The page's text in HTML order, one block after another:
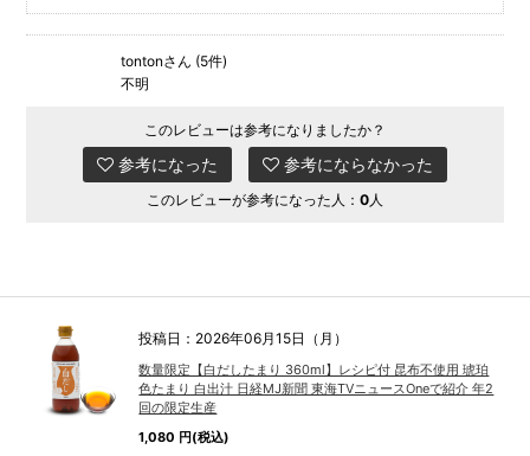
tontonさん (5件)
不明
このレビューは参考になりましたか？
参考になった 参考にならなかった
このレビューが参考になった人： 0 人
投稿日：2026年06月15日（月）
数量限定【白だしたまり 360ml】レシピ付 昆布不使用 琥珀
色たまり 白出汁 日経MJ新聞 東海TVニュースOneで紹介 年2
回の限定生産
1,080 円(税込)